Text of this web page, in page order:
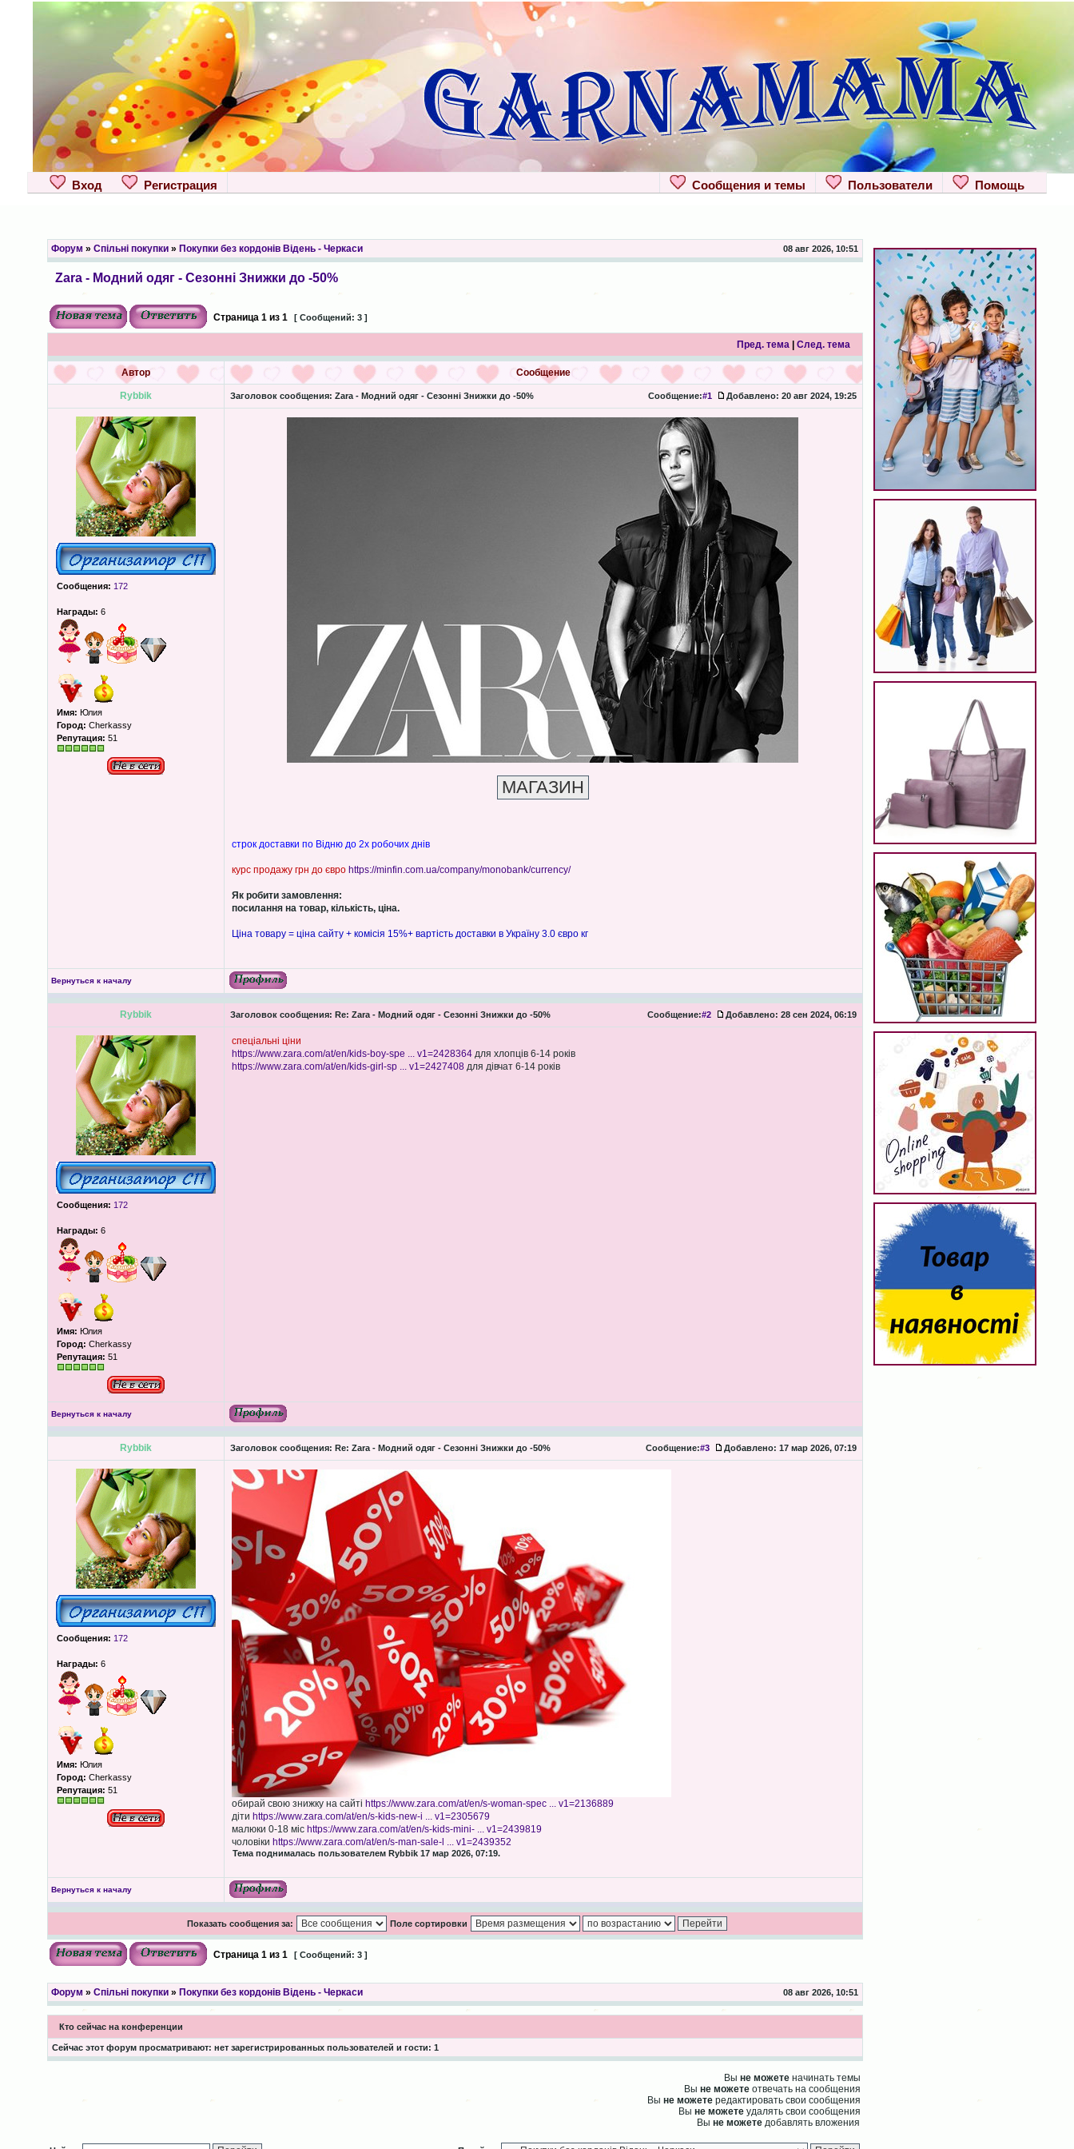
Вход Регистрация Помощь
Пользователи
Сообщения и темы
Форум » Спільні покупки» Покупки без кордонів Відень - Черкаси 08 авг 2026, 10:51
Zara - Модний одяг - Сезонні Знижки до -50%
Страница 1из 1 [ Сообщений: 3 ]
Пред. тема| След. тема
Автор Сообщение
Rybbik Заголовок сообщения: Zara - Модний одяг - Сезонні Знижки до -50% Сообщение:#1 Добавлено: 20 авг 2024, 19:25
Сообщения: 172
Награды: 6
Имя: Юлия
Город: Cherkassy
Репутация: 51
строк доставки по Відню до 2х робочих днів
курс продажу грн до євро https://minfin.com.ua/company/monobank/currency/
Як робити замовлення:
посилання на товар, кількість, ціна.
Ціна товару = ціна сайту + комісія 15%+ вартість доставки в Україну 3.0 євро кг
Вернуться к началу
Rybbik Заголовок сообщения: Re: Zara - Модний одяг - Сезонні Знижки до -50% Сообщение:#2 Добавлено: 28 сен 2024, 06:19
Сообщения: 172
Награды: 6
Имя: Юлия
Город: Cherkassy
Репутация: 51
спеціальні ціни
https://www.zara.com/at/en/kids-boy-spe ... v1=2428364для хлопців 6-14 років
https://www.zara.com/at/en/kids-girl-sp ... v1=2427408для дівчат 6-14 років
Вернуться к началу
Rybbik Заголовок сообщения: Re: Zara - Модний одяг - Сезонні Знижки до -50% Сообщение:#3 Добавлено: 17 мар 2026, 07:19
Сообщения: 172
Награды: 6
Имя: Юлия
Город: Cherkassy
Репутация: 51
обирай свою знижку на сайті https://www.zara.com/at/en/s-woman-spec ... v1=2136889
діти https://www.zara.com/at/en/s-kids-new-i ... v1=2305679
малюки 0-18 міс https://www.zara.com/at/en/s-kids-mini- ... v1=2439819
чоловіки https://www.zara.com/at/en/s-man-sale-l ... v1=2439352
Тема поднималась пользователем Rybbik 17 мар 2026, 07:19.
Вернуться к началу
Показать сообщения за: Поле сортировки
Страница 1из 1 [ Сообщений: 3 ]
Форум » Спільні покупки» Покупки без кордонів Відень - Черкаси 08 авг 2026, 10:51
Кто сейчас на конференции
Сейчас этот форум просматривают: нет зарегистрированных пользователей и гости: 1
Вы не можетеначинать темы
Вы не можетеотвечать на сообщения
Вы не можетередактировать свои сообщения
Вы не можетеудалять свои сообщения
Вы не можетедобавлять вложения